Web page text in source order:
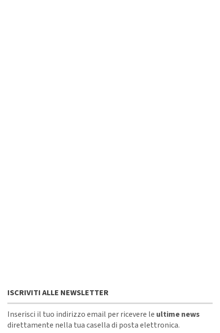
ISCRIVITI ALLE NEWSLETTER
Inserisci il tuo indirizzo email per ricevere le ultime news
direttamente nella tua casella di posta elettronica.